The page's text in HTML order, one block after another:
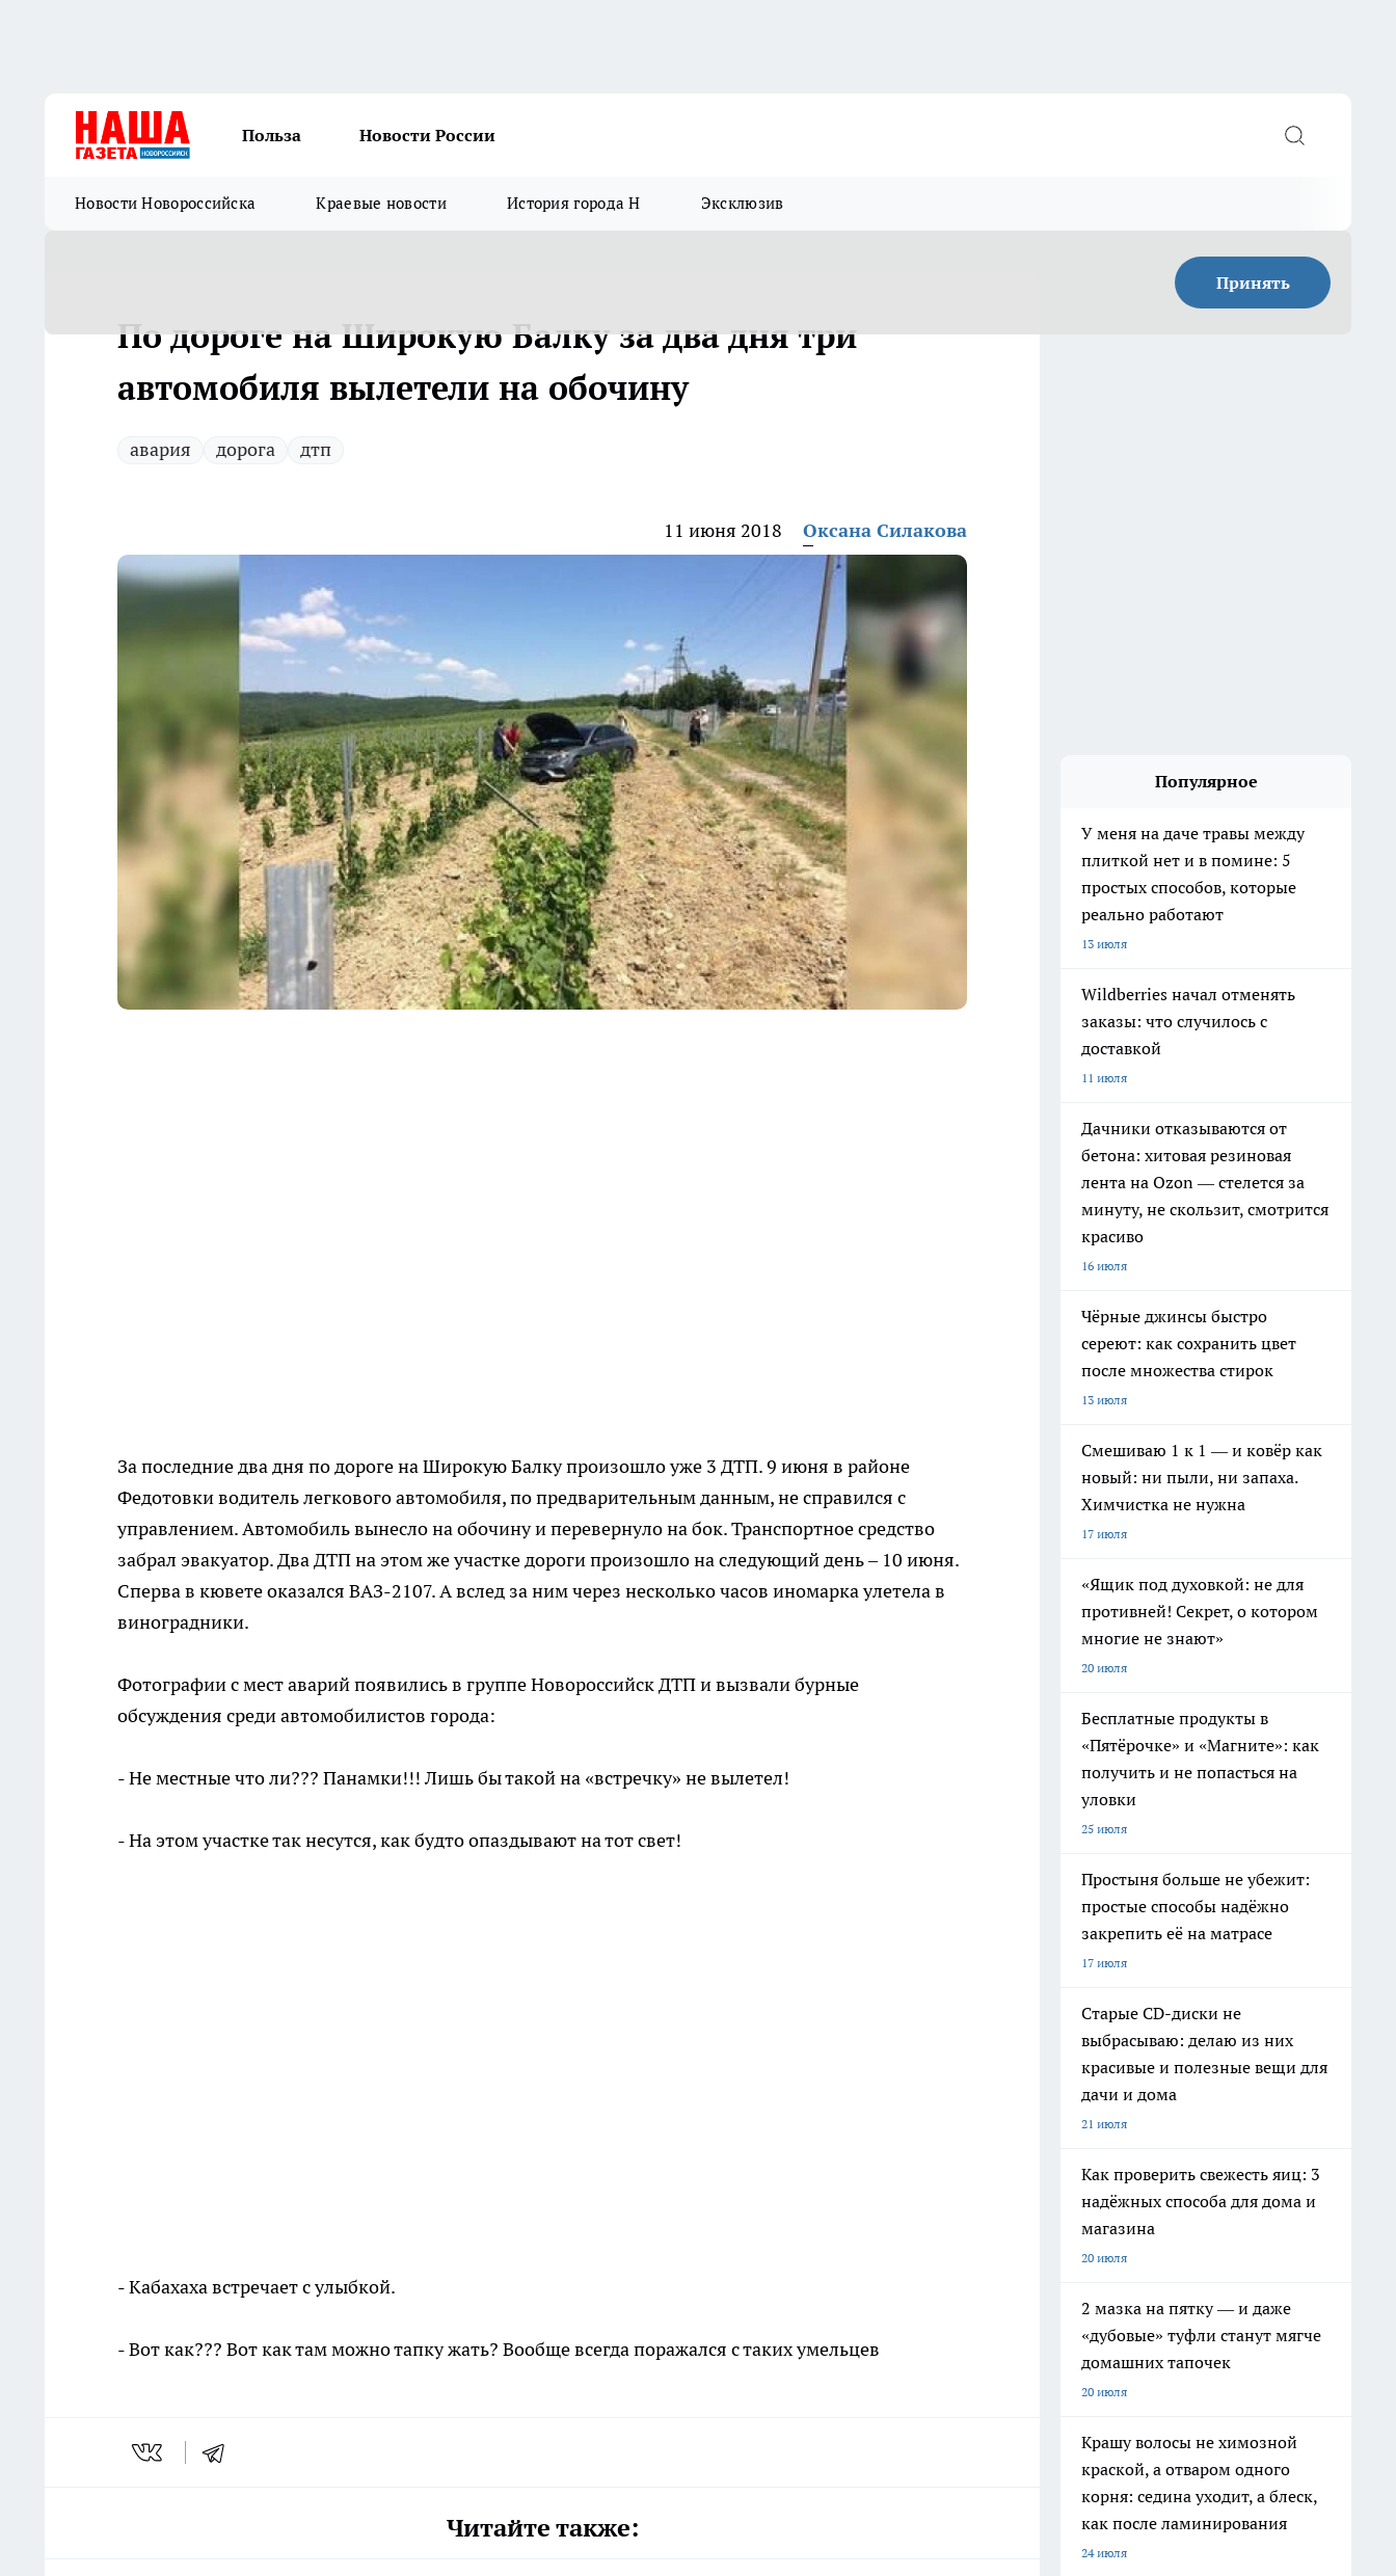
Польза Новости России
Новости Новороссийска Краевые новости История города Н Эксклюзив
Принять
По дороге на Широкую Балку за два дня три
автомобиля вылетели на обочину
авария дорога дтп
11 июня 2018 Оксана Силакова
За последние два дня по дороге на Широкую Балку произошло уже 3 ДТП. 9 июня в районе
Федотовки водитель легкового автомобиля, по предварительным данным, не справился с
управлением. Автомобиль вынесло на обочину и перевернуло на бок. Транспортное средство
забрал эвакуатор. Два ДТП на этом же участке дороги произошло на следующий день – 10 июня.
Сперва в кювете оказался ВАЗ-2107. А вслед за ним через несколько часов иномарка улетела в
виноградники.
Фотографии с мест аварий появились в группе Новороссийск ДТП и вызвали бурные
обсуждения среди автомобилистов города:
- Не местные что ли??? Панамки!!! Лишь бы такой на «встречку» не вылетел!
- На этом участке так несутся, как будто опаздывают на тот свет!
- Кабахаха встречает с улыбкой.
- Вот как??? Вот как там можно тапку жать? Вообще всегда поражался с таких умельцев
Читайте также:
Популярное
У меня на даче травы между
плиткой нет и в помине: 5
простых способов, которые
реально работают
13 июля
Wildberries начал отменять
заказы: что случилось с
доставкой
11 июля
Дачники отказываются от
бетона: хитовая резиновая
лента на Ozon — стелется за
минуту, не скользит, смотрится
красиво
16 июля
Чёрные джинсы быстро
сереют: как сохранить цвет
после множества стирок
13 июля
Смешиваю 1 к 1 — и ковёр как
новый: ни пыли, ни запаха.
Химчистка не нужна
17 июля
«Ящик под духовкой: не для
противней! Секрет, о котором
многие не знают»
20 июля
Бесплатные продукты в
«Пятёрочке» и «Магните»: как
получить и не попасться на
уловки
25 июля
Простыня больше не убежит:
простые способы надёжно
закрепить её на матрасе
17 июля
Старые CD-диски не
выбрасываю: делаю из них
красивые и полезные вещи для
дачи и дома
21 июля
Как проверить свежесть яиц: 3
надёжных способа для дома и
магазина
20 июля
2 мазка на пятку — и даже
«дубовые» туфли станут мягче
домашних тапочек
20 июля
Крашу волосы не химозной
краской, а отваром одного
корня: седина уходит, а блеск,
как после ламинирования
24 июля